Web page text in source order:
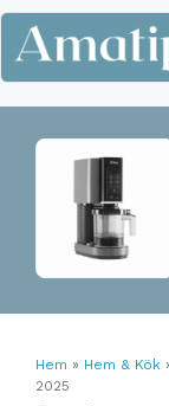
Hoppa
till
innehåll
Hem » Hem & Kök
2025